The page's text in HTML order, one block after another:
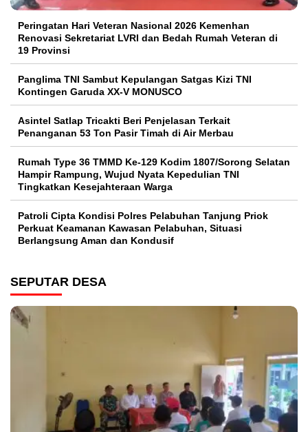
Peringatan Hari Veteran Nasional 2026 Kemenhan
Renovasi Sekretariat LVRI dan Bedah Rumah Veteran di
19 Provinsi
Panglima TNI Sambut Kepulangan Satgas Kizi TNI
Kontingen Garuda XX-V MONUSCO
Asintel Satlap Tricakti Beri Penjelasan Terkait
Penanganan 53 Ton Pasir Timah di Air Merbau
Rumah Type 36 TMMD Ke-129 Kodim 1807/Sorong Selatan
Hampir Rampung, Wujud Nyata Kepedulian TNI
Tingkatkan Kesejahteraan Warga
Patroli Cipta Kondisi Polres Pelabuhan Tanjung Priok
Perkuat Keamanan Kawasan Pelabuhan, Situasi
Berlangsung Aman dan Kondusif
SEPUTAR DESA